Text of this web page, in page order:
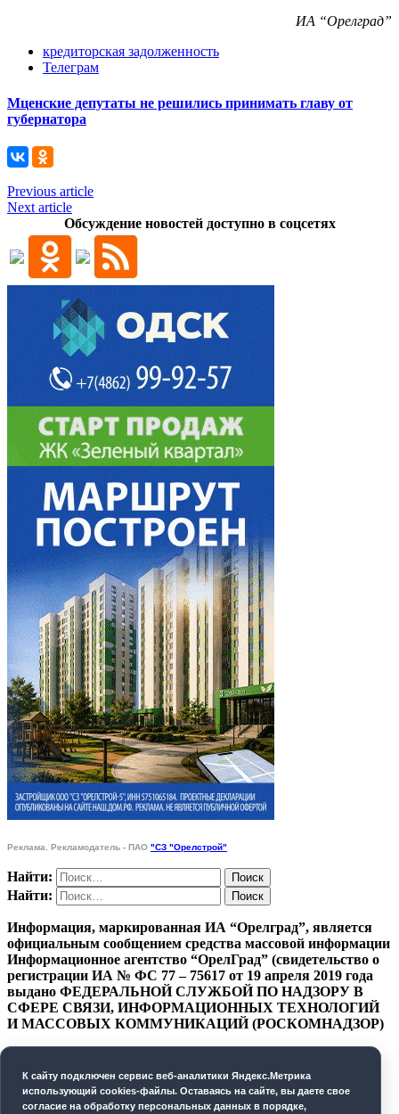
ИА “Орелград”
кредиторская задолженность
Телеграм
Мценские депутаты не решились принимать главу от
губернатора
Previous article
Next article
Обсуждение новостей доступно в соцсетях
Реклама. Рекламодатель - ПАО "СЗ "Орелстрой"
Найти:
Найти:
Информация, маркированная ИА “Орелград”, является
официальным сообщением средства массовой информации
Информационное агентство “ОрелГрад” (свидетельство о
регистрации ИА № ФС 77 – 75617 от 19 апреля 2019 года
выдано ФЕДЕРАЛЬНОЙ СЛУЖБОЙ ПО НАДЗОРУ В
СФЕРЕ СВЯЗИ, ИНФОРМАЦИОННЫХ ТЕХНОЛОГИЙ
И МАССОВЫХ КОММУНИКАЦИЙ (РОСКОМНАДЗОР)
СОГЛАСИЕ НА ОБРАБОТКУ ПЕРСОНАЛЬНЫХ
ДАННЫХ
К cайту подключен сервис веб-аналитики Яндекс.Метрика
использующий cookies-файлы. Оставаясь на сайте, вы даете свое
согласие на обработку персональных данных в порядке,